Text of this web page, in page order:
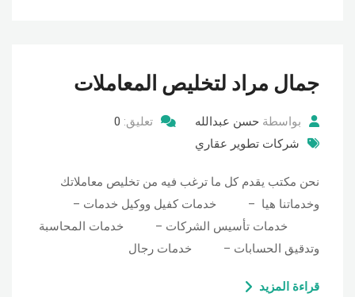
جمال مراد لتخليص المعاملات
بواسطة حسن عبدالله تعليق: 0
شركات تطوير عقاري
نحن مكتب يقدم كل ما ترغب فيه من تخليص معاملاتك
وخدماتنا هيا – خدمات كفيل ووكيل خدمات –
خدمات تأسيس الشركات – خدمات المحاسبة
وتدقيق الحسابات – خدمات رجال
قراءة المزيد